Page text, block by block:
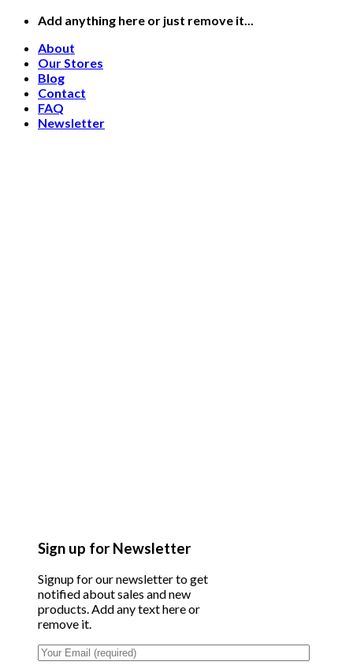
Skip
content
Add anything here or just remove it...
About
Our Stores
Blog
Contact
FAQ
Newsletter
Sign up for Newsletter
Signup for our newsletter to get
notified about sales and new
products. Add any text here or
remove it.